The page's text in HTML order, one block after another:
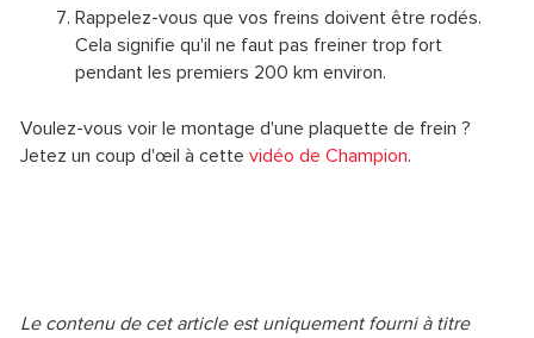
Rappelez-vous que vos freins doivent être rodés.
Cela signifie qu'il ne faut pas freiner trop fort
pendant les premiers 200 km environ.
Voulez-vous voir le montage d'une plaquette de frein ?
Jetez un coup d'œil à cette vidéo de Champion.
Le contenu de cet article est uniquement fourni à titre